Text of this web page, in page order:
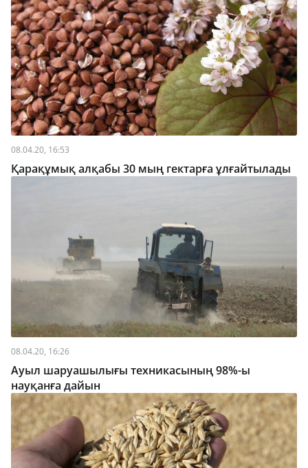
08.04.20, 16:53
Қарақұмық алқабы 30 мың гектарға ұлғайтылады
08.04.20, 16:26
Ауыл шаруашылығы техникасының 98%-ы
науқанға дайын